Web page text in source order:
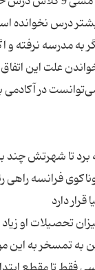
دارد، پنج کلاس بیشتر
به مدرسه نرفته
علت این
در آکادمی
را به خانه برد تا
فرانسه راهی
دارد
تحصیلات او
به تمسخر به این